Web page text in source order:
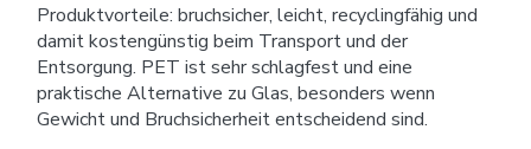
Produktvorteile: bruchsicher, leicht, recyclingfähig und
damit kostengünstig beim Transport und der
Entsorgung. PET ist sehr schlagfest und eine
praktische Alternative zu Glas, besonders wenn
Gewicht und Bruchsicherheit entscheidend sind.